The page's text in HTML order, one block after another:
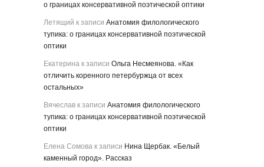
о границах консервативной поэтической оптики
Летящий к записи Анатомия филологического
тупика: о границах консервативной поэтической
оптики
Екатерина к записи Ольга Несмеянова. «Как
отличить коренного петербуржца от всех
остальных»
Вячеслав к записи Анатомия филологического
тупика: о границах консервативной поэтической
оптики
Елена Сомова к записи Нина Щербак. «Белый
каменный город». Рассказ